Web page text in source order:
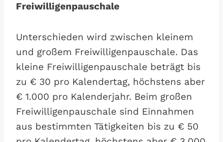
Freiwilligenpauschale
Unterschieden wird zwischen kleinem
und großem Freiwilligenpauschale. Das
kleine Freiwilligenpauschale beträgt bis
zu € 30 pro Kalendertag, höchstens aber
€ 1.000 pro Kalenderjahr. Beim großen
Freiwilligenpauschale sind Einnahmen
aus bestimmten Tätigkeiten bis zu € 50